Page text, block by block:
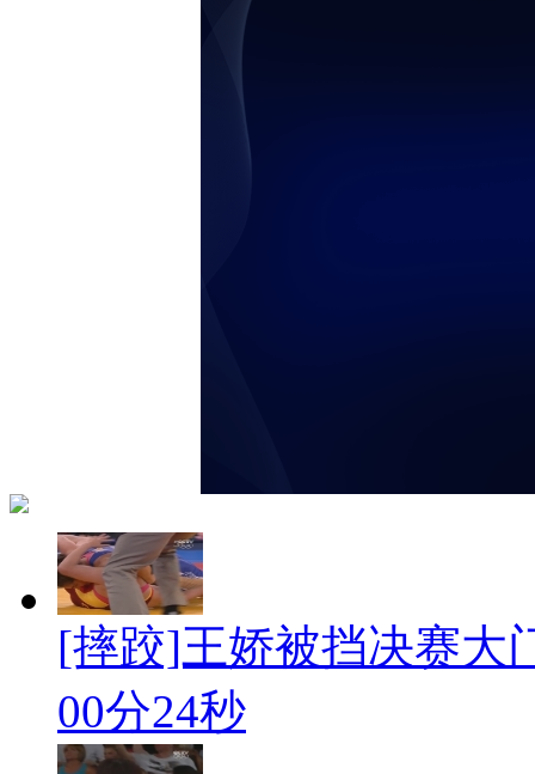
[摔跤]王娇被挡决赛大
00分24秒